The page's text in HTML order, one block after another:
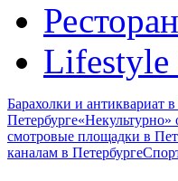
Lifestyle
Барахолки и антиквариат
Петербурге«Некультурно»
смотровые площадки в
каналам в Петербурге